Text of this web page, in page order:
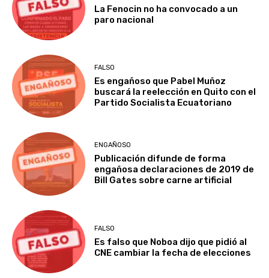
La Fenocin no ha convocado a un
paro nacional
FALSO
Es engañoso que Pabel Muñoz
buscará la reelección en Quito con el
Partido Socialista Ecuatoriano
ENGAÑOSO
Publicación difunde de forma
engañosa declaraciones de 2019 de
Bill Gates sobre carne artificial
FALSO
Es falso que Noboa dijo que pidió al
CNE cambiar la fecha de elecciones